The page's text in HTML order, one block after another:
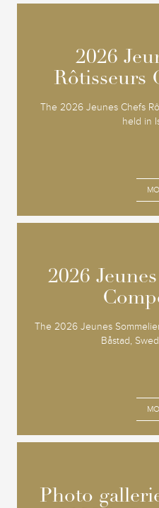
2026
Rôtisseurs
The 2026 Jeunes Chefs
held in
2026
Rôtisseurs
2026
The 2026 Jeunes
Båstad,
2026
Photo
Photo